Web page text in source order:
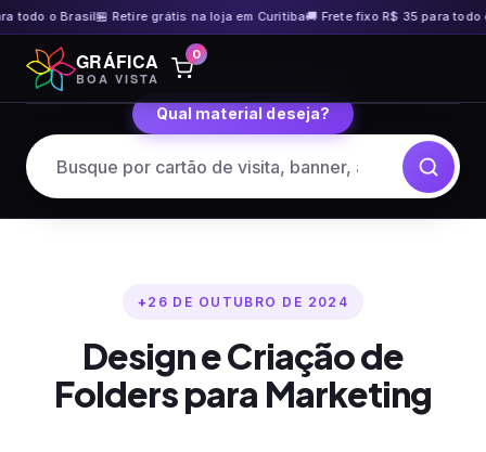
o Brasil🏪 Retire grátis na loja em Curitiba🚚 Frete fixo R$ 35 para todo o
Pular
para
o
GRÁFICA
BOA VISTA
0
Qual material deseja?
26 DE OUTUBRO DE 2024
Design e Criação de
Folders para Marketing